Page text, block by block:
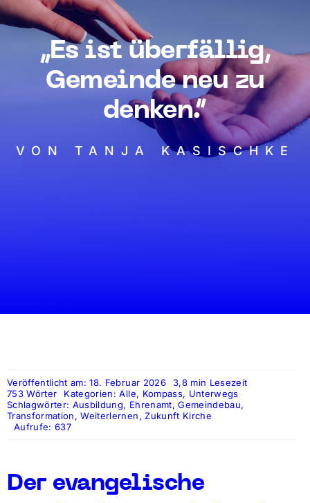
„Es ist überfällig,
Gemeinde neu zu
denken.“
VON TANJA KASISCHKE
Veröffentlicht am: 18. Februar 2026
3,8 min Lesezeit
753 Wörter
Kategorien:Alle, Kompass, Unterwegs
Schlagwörter: Ausbildung, Ehrenamt,Gemeindebau,
Transformation,Weiterlernen,Zukunft Kirche
Aufrufe: 637
Der evangelische